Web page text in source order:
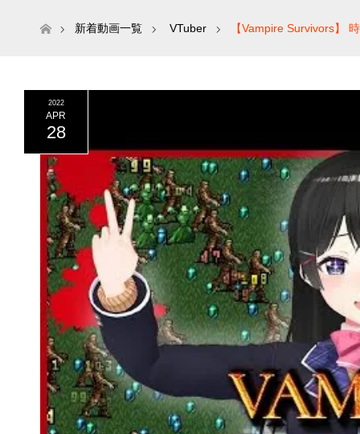
ホーム新着動画一覧 VTuber 【Vampire Survivors
2022
APR
28